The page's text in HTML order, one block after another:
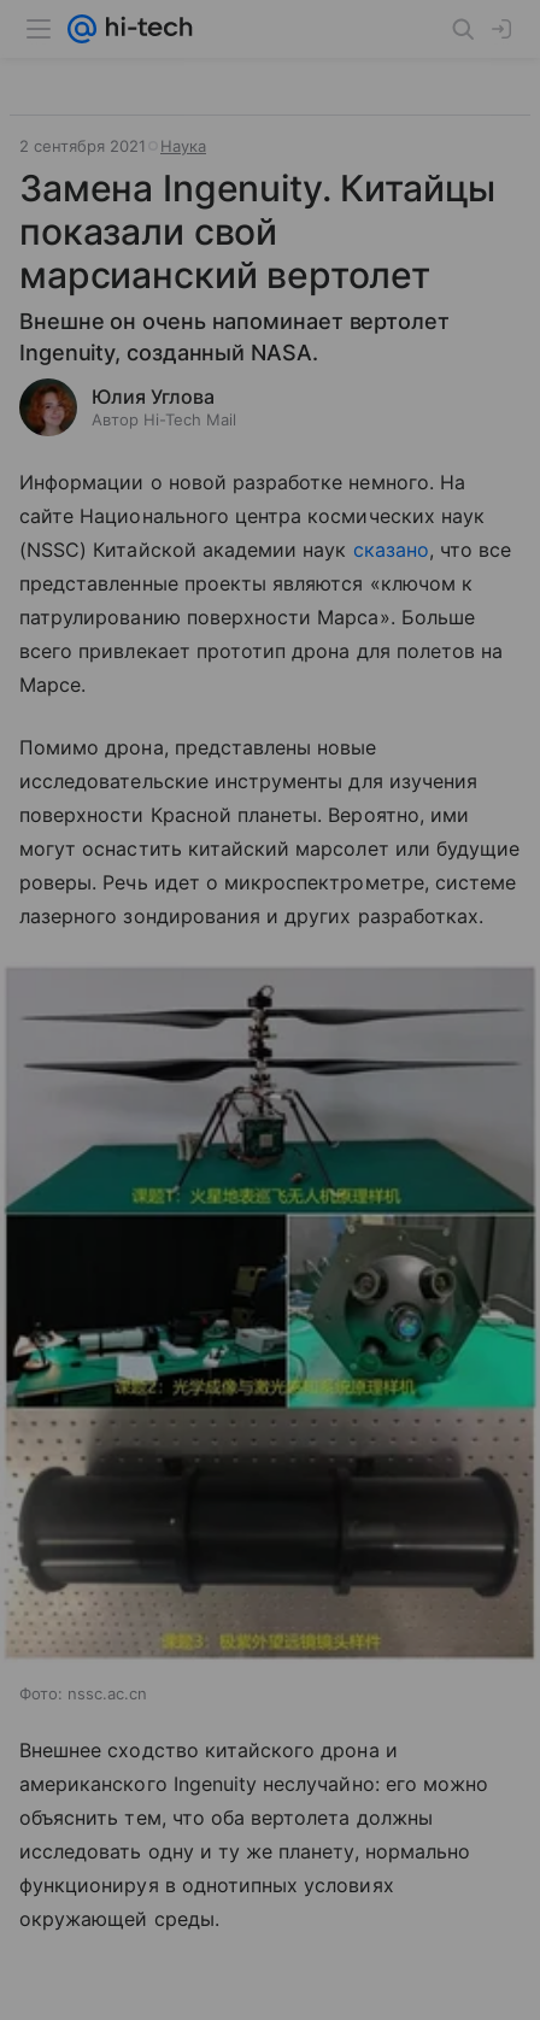
2 сентября 2021 Наука
Замена Ingenuity. Китайцы
показали свой
марсианский вертолет
Внешне он очень напоминает вертолет
Ingenuity, созданный NASA.
Юлия Углова
Автор Hi-Tech Mail
Информации о новой разработке немного. На
сайте Национального центра космических наук
(NSSC) Китайской академии наук сказано, что все
представленные проекты являются «ключом к
патрулированию поверхности Марса». Больше
всего привлекает прототип дрона для полетов на
Марсе.
Помимо дрона, представлены новые
исследовательские инструменты для изучения
поверхности Красной планеты. Вероятно, ими
могут оснастить китайский марсолет или будущие
роверы. Речь идет о микроспектрометре, системе
лазерного зондирования и других разработках.
Фото: nssc.ac.cn
Внешнее сходство китайского дрона и
американского Ingenuity неслучайно: его можно
объяснить тем, что оба вертолета должны
исследовать одну и ту же планету, нормально
функционируя в однотипных условиях
окружающей среды.